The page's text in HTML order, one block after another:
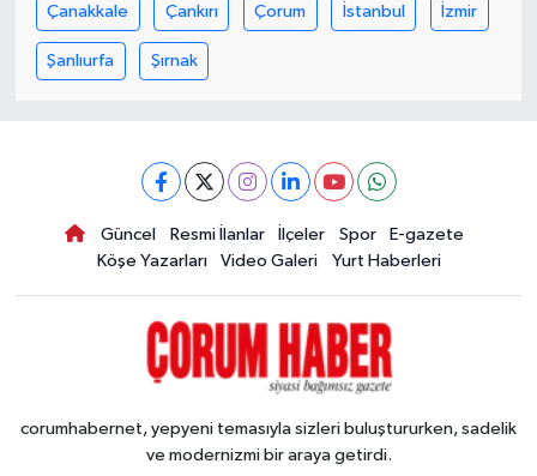
Çanakkale Çankırı Çorum İstanbul İzmir
Şanlıurfa Şırnak
Güncel Resmi İlanlar İlçeler Spor
E-gazete
Köşe Yazarları
Video Galeri Yurt Haberleri
corumhabernet, yepyeni temasıyla sizleri buluştururken, sadelik
ve modernizmi bir araya getirdi.